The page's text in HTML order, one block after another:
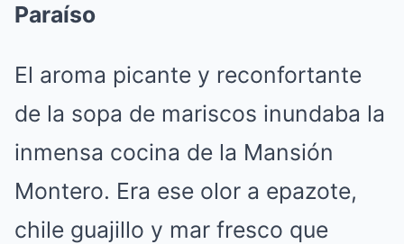
Paraíso
El aroma picante y reconfortante
de la sopa de mariscos inundaba la
inmensa cocina de la Mansión
Montero. Era ese olor a epazote,
chile guajillo y mar fresco que